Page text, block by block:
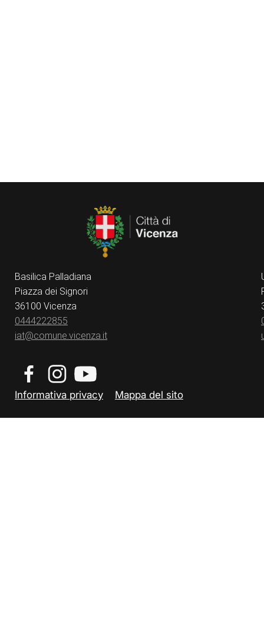
Basilica Palladiana
Piazza dei Signori
36100 Vicenza
0444222855
iat@comune.vicenza.it
Informativa privacy Mappa del sito